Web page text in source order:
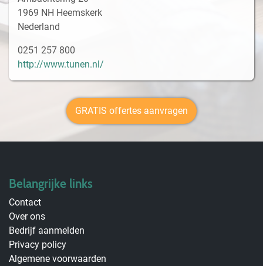
1969 NH Heemskerk
Nederland
0251 257 800
http://www.tunen.nl/
GRATIS offertes aanvragen
Belangrijke links
Contact
Over ons
Bedrijf aanmelden
Privacy policy
Algemene voorwaarden